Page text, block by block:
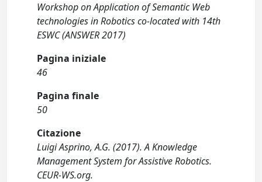
Workshop on Application of Semantic Web
technologies in Robotics co-located with 14th
ESWC (ANSWER 2017)
Pagina iniziale
46
Pagina finale
50
Citazione
Luigi Asprino, A.G. (2017). A Knowledge
Management System for Assistive Robotics.
CEUR-WS.org.